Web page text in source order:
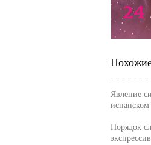
24
Явление
испанском
Порядок